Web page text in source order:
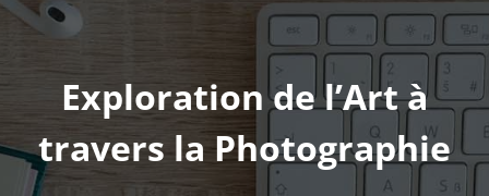
Exploration de l’Art à
travers la Photographie